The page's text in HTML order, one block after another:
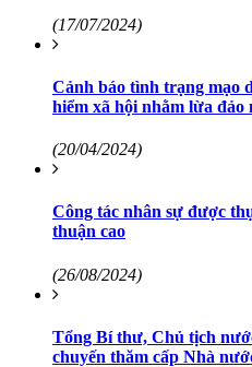
(17/07/2024)
Cảnh báo tình trạng mạo
hiểm xã hội nhằm lừa đảo
(20/04/2024)
Công tác nhân sự được
thuận cao
(26/08/2024)
Tổng Bí thư, Chủ tịch
chuyến thăm cấp Nhà